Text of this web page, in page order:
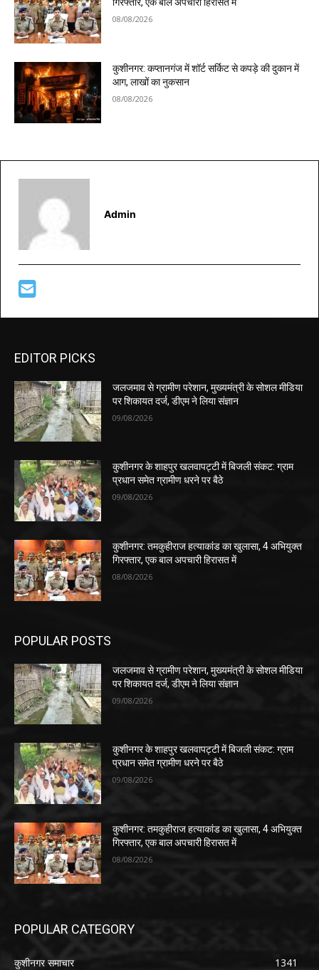
गिरफ्तार, एक बाल अपचारी हिरासत में
08/08/2026
कुशीनगर: कप्तानगंज में शॉर्ट सर्किट से कपड़े की दुकान में
आग, लाखों का नुकसान
08/08/2026
Admin
EDITOR PICKS
जलजमाव से ग्रामीण परेशान, मुख्यमंत्री के सोशल मीडिया
पर शिकायत दर्ज, डीएम ने लिया संज्ञान
09/08/2026
कुशीनगर के शाहपुर खलवापट्टी में बिजली संकट: ग्राम
प्रधान समेत ग्रामीण धरने पर बैठे
09/08/2026
कुशीनगर: तमकुहीराज हत्याकांड का खुलासा, 4 अभियुक्त
गिरफ्तार, एक बाल अपचारी हिरासत में
08/08/2026
POPULAR POSTS
जलजमाव से ग्रामीण परेशान, मुख्यमंत्री के सोशल मीडिया
पर शिकायत दर्ज, डीएम ने लिया संज्ञान
09/08/2026
कुशीनगर के शाहपुर खलवापट्टी में बिजली संकट: ग्राम
प्रधान समेत ग्रामीण धरने पर बैठे
09/08/2026
कुशीनगर: तमकुहीराज हत्याकांड का खुलासा, 4 अभियुक्त
गिरफ्तार, एक बाल अपचारी हिरासत में
08/08/2026
POPULAR CATEGORY
कुशीनगर समाचार
1341